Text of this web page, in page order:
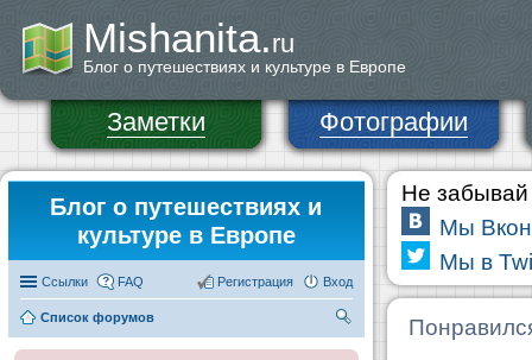
Mishanita.ru
Блог о путешествиях и культуре в Европе
Заметки Фотографии
Блог о путешествиях и
культуре в Европе
Ссылки FAQ Вход
Регистрация
Список форумов
Не забывай
Мы
Мы в